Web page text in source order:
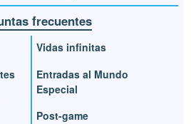
frecuentes
Vidas infinitas
Entradas al Mundo
Especial
Post-game